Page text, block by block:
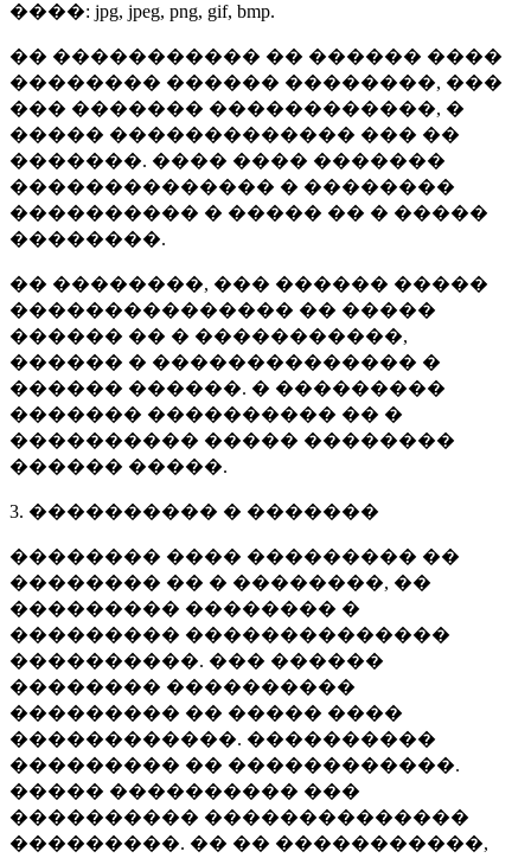
����: jpg, jpeg, png, gif, bmp.
�� ����������� �� ������ ����
�������� ������ ��������, ���
��� ������� ������������, �
����� ������������� ��� ��
�������. ���� ���� �������
�������������� � ��������
���������� � ����� �� � �����
��������.
�� ��������, ��� ������ �����
��������������� �� �����
������ �� � �����������,
������ � �������������� �
������ ������. � ���������
������� ���������� �� �
���������� ����� ��������
������ �����.
3. ���������� � �������
�������� ���� ��������� ��
�������� �� � ��������, ��
��������� �������� �
��������� ��������������
����������. ��� ������
�������� ����������
��������� �� ����� ����
������������. ����������
��������� �� ������������.
����� ���������� ���
���������� ��������������
���������. �� �� �����������,